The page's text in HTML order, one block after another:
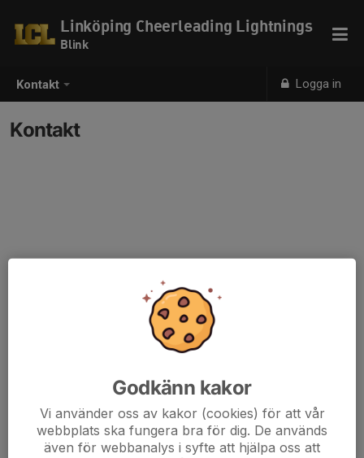
Kontakt Logga in
Linköping Cheerleading Lightnings
Blink
Kontakt
Godkänn kakor
Vi använder oss av kakor (cookies) för att vår
webbplats ska fungera bra för dig. De används
även för webbanalys i syfte att hjälpa oss att